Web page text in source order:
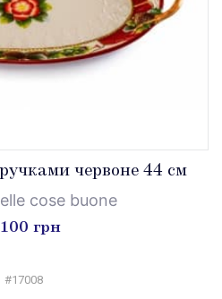
червоне 44 см
cose buone
грн
#17008